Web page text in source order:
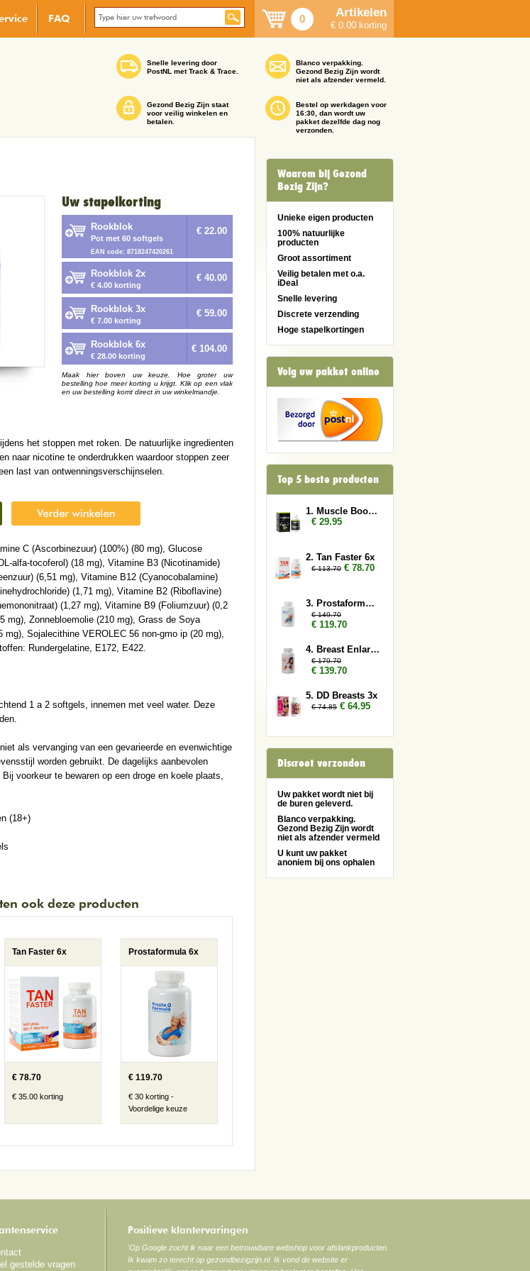
FAQ 0 Artikelen
€ 0.00 korting
Snelle levering door
PostNL met Track & Trace.
Gezond Bezig Zijn staat
voor veilig winkelen en
betalen.
Blanco verpakking.
Gezond Bezig Zijn wordt
niet als afzender vermeld.
Bestel op werkdagen voor
16:30, dan wordt uw
pakket dezelfde dag nog
verzonden.
Uw stapelkorting
Rookblok
Pot met 60 softgels
EAN code: 8718247420261
€ 22.00
Rookblok 2x
€ 4.00 korting
€ 40.00
Rookblok 3x
€ 7.00 korting
€ 59.00
Rookblok 6x
€ 28.00 korting
€ 104.00
Maak hier boven uw keuze. Hoe groter uw
bestelling hoe meer korting u krijgt. Klik op een vlak
en uw bestelling komt direct in uw winkelmandje.
het stoppen met roken. De natuurlijke ingredienten
naar nicotine te onderdrukken waardoor stoppen zeer
last van ontwenningsverschijnselen.
C (Ascorbinezuur) (100%) (80 mg), Glucose
alfa-tocoferol) (18 mg), Vitamine B3 (Nicotinamide)
(6,51 mg), Vitamine B12 (Cyanocobalamine)
(1,71 mg), Vitamine B2 (Riboflavine)
(1,27 mg), Vitamine B9 (Foliumzuur) (0,2
mg), Zonnebloemolie (210 mg), Grass de Soya
mg), Sojalecithine VEROLEC 56 non-gmo ip (20 mg),
Rundergelatine, E172, E422.
1 a 2 softgels, innemen met veel water. Deze
als vervanging van een gevarieerde en evenwichtige
worden gebruikt. De dagelijks aanbevolen
voorkeur te bewaren op een droge en koele plaats,
(18+)
ook deze producten
Tan Faster 6x
€ 78.70
€ 35.00 korting
Prostaformula 6x
€ 119.70
€ 30 korting -
Voordelige keuze
Waarom bij Gezond
Bezig Zijn?
Unieke eigen producten
100% natuurlijke
producten
Groot assortiment
Veilig betalen met o.a.
iDeal
Snelle levering
Discrete verzending
Hoge stapelkortingen
Volg uw pakket online
Top 5 beste producten
1. Muscle Booster
€ 29.95
2. Tan Faster 6x
€ 113.70 € 78.70
3. Prostaformula 6x
€ 149.70
€ 119.70
4. Breast Enlarger 6x
€ 179.70
€ 139.70
5. DD Breasts 3x
€ 74.85 € 64.95
Discreet verzonden
Uw pakket wordt niet bij
de buren geleverd.
Blanco verpakking.
Gezond Bezig Zijn wordt
niet als afzender vermeld
U kunt uw pakket
anoniem bij ons ophalen
gestelde vragen
Positieve klantervaringen
'Op Google zocht ik naar een betrouwbare webshop voor afslankproducten.
Ik kwam zo terecht op gezondbezigzijn.nl. Ik vond de website er